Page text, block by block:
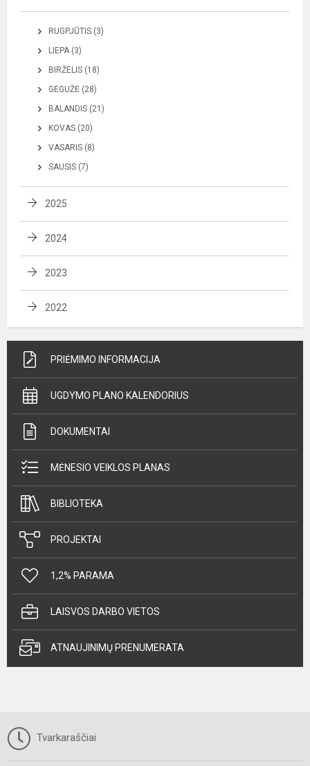
RUGPJŪTIS (3)
LIEPA (3)
BIRŽELIS (18)
GEGUŽĖ (28)
BALANDIS (21)
KOVAS (20)
VASARIS (8)
SAUSIS (7)
2025
2024
2023
2022
PRIĖMIMO INFORMACIJA
UGDYMO PLANO KALENDORIUS
DOKUMENTAI
MĖNESIO VEIKLOS PLANAS
BIBLIOTEKA
PROJEKTAI
1,2% PARAMA
LAISVOS DARBO VIETOS
ATNAUJINIMŲ PRENUMERATA
Tvarkaraščiai